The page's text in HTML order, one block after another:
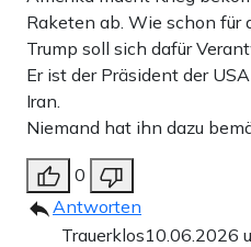
Raketen ab. Wie schon für
Trump soll sich dafür
Er ist der Präsident der
Iran.
Niemand hat ihn dazu
0
Antworten
Trauerklos10.06.2026